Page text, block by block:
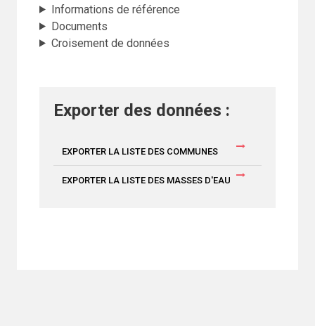
Informations de référence
Documents
Croisement de données
Exporter des données :
EXPORTER LA LISTE DES COMMUNES
EXPORTER LA LISTE DES MASSES D'EAU